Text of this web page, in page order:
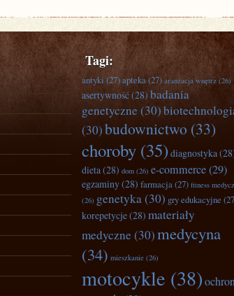
Tagi:
antyki(27)apteka(27) aranżacja wnętrz (26)
asertywność(28) badania
genetyczne (30)
(30)budownictwo (33)
choroby (35) diagnostyka
dieta(28) dom (26) e-commerce(29)
egzaminy(28) farmacja(27) fitness
(26) genetyka(30) gry edukacyjne
korepetycje(28) materiały
medyczne (30)medycyna
(34) mieszkanie (26)
motocykle (38)